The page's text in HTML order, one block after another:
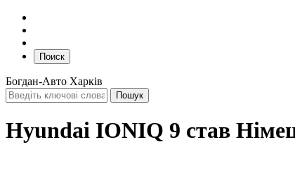
Поиск
Богдан-Авто Харків
Hyundai IONIQ 9 став